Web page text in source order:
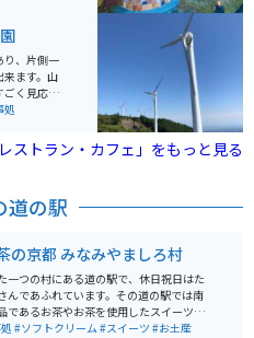
り、片側一
ます。山
ごく見応え
す。
処
レストラン・カフェ」をもっと見る
道の駅
の京都 みなみやましろ村
一つの村にある道の駅で、休日祝日はた
んであふれています。その道の駅では南
であるお茶やお茶を使用したスイーツそ
野菜を販売しています。そして、道の駅
#ソフトクリーム#スイーツ #お土産